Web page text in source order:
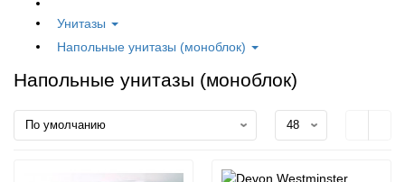
Унитазы
Напольные унитазы (моноблок)
Напольные унитазы (моноблок)